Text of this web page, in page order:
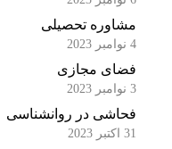
مشاوره تحصیلی
فضای مجازی
فحاشی در روانشناسی